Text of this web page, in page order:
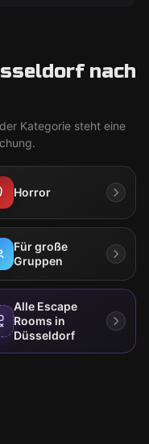
nach
Kategorie steht eine
Horror
Für große
Gruppen
Alle Escape
Rooms in
Düsseldorf